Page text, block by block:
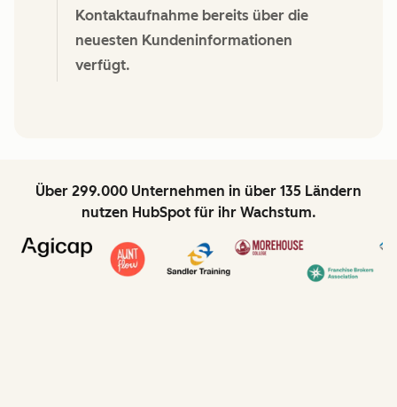
Kontaktaufnahme bereits über die
neuesten Kundeninformationen
verfügt.
Über 299.000 Unternehmen in über 135 Ländern
nutzen HubSpot für ihr Wachstum.